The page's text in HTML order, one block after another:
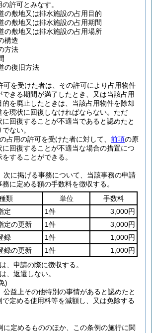
許可とみなす。
の敷地又は排水施設の占用目的
の敷地又は排水施設の占用期間
の敷地又は排水施設の占用場所
構造
方法
の復旧方法
可を受けた者は、その許可により占用物件
できる期間が満了したとき、又は当該占用
的を廃止したときは、当該占用物件を除却
を現状に回復しなければならない。 ただ
に回復することが不適当であると認めたと
ない。
の占用の許可を受けた者に対して、 前項の原
に回復することが不適当な場合の措置につ
することができる。
次に掲げる事務について、当該事務の申請
に定める額の手数料を徴収する。
類
単位
手数料
定 1件
3,000円
定の更新
1件
3,000円
録 1件
1,000円
録の更新
1件
1,000円
、申請の際に徴収する。
、返還しない。
)
公益上その他特別の事情があると認めたと
で定める使用料等を減額し、又は免除する
に定めるもののほか、この条例の施行に関